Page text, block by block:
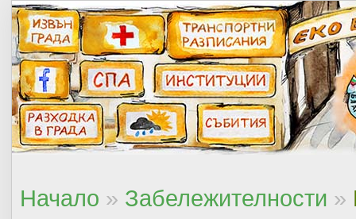
Начало » Забележителности »